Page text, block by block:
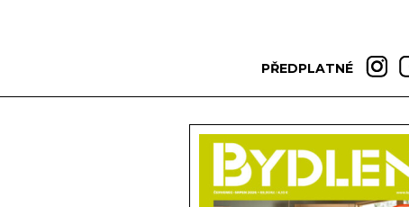
PŘEDPLATNÉ